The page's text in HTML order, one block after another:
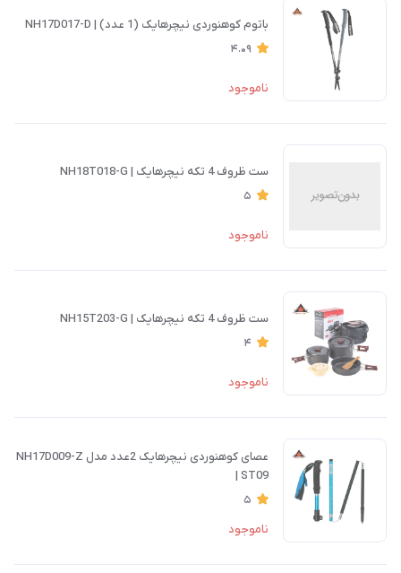
باتوم کوهنوردی نیچرهایک (1 عدد) | NH17D017-D
4.09
ناموجود
ست ظروف 4 تکه نیچرهایک | NH18T018-G
5
ناموجود
ست ظروف 4 تکه نیچرهایک | NH15T203-G
4
ناموجود
عصای کوهنوردی نیچرهایک 2عدد مدل NH17D009-Z
| ST09
5
ناموجود